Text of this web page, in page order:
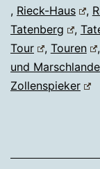
, Rieck-Haus ,
Tatenberg
,
Tour
, Touren ,
und Marschlande
Zollenspieker